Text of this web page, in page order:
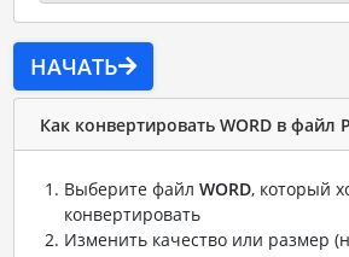
НАЧАТЬ
Как конвертировать WORD в файл
Выберите файл WORD, который
конвертировать
Изменить качество или размер